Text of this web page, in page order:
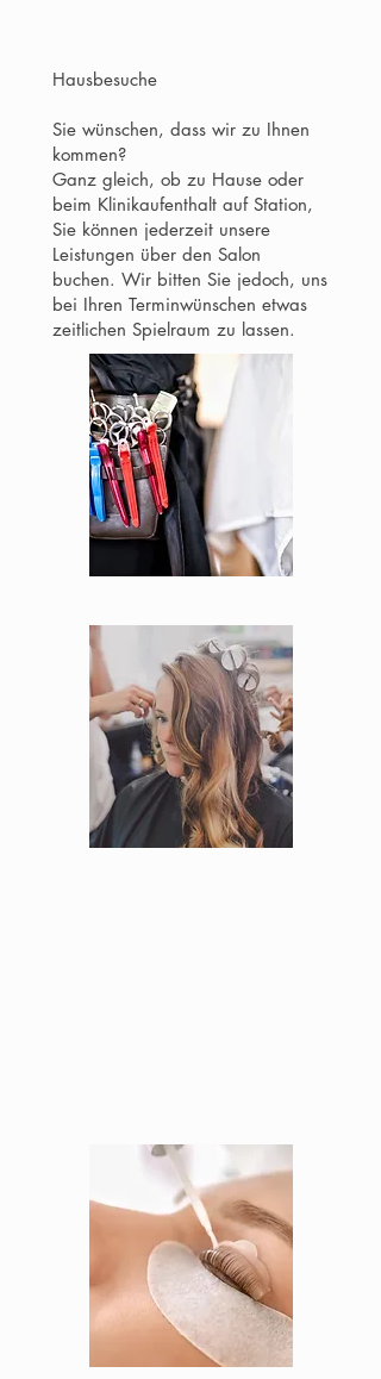
Hausbesuche
Sie wünschen, dass wir zu Ihnen
kommen?
Ganz gleich, ob zu Hause oder
beim Klinikaufenthalt auf Station,
Sie können jederzeit unsere
Leistungen über den Salon
buchen. Wir bitten Sie jedoch, uns
bei Ihren Terminwünschen etwas
zeitlichen Spielraum zu lassen.